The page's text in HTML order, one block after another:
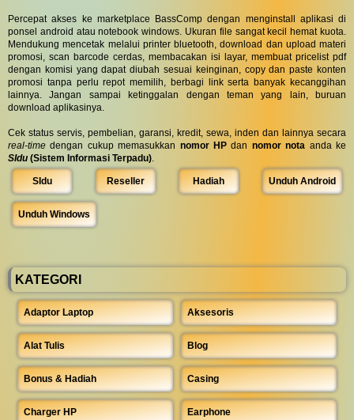
Percepat akses ke marketplace BassComp dengan menginstall aplikasi di
ponsel android atau notebook windows. Ukuran file sangat kecil hemat kuota.
Mendukung mencetak melalui printer bluetooth, download dan upload materi
promosi, scan barcode cerdas, membacakan isi layar, membuat pricelist pdf
dengan komisi yang dapat diubah sesuai keinginan, copy dan paste konten
promosi tanpa perlu repot memilih, berbagi link serta banyak kecanggihan
lainnya. Jangan sampai ketinggalan dengan teman yang lain, buruan
download aplikasinya.
Cek status servis, pembelian, garansi, kredit, sewa, inden dan lainnya secara
real-time dengan cukup memasukkan nomor HP dan nomor nota anda ke
SIdu (Sistem Informasi Terpadu).
SIdu Reseller Hadiah Unduh Android
Unduh Windows
KATEGORI
Adaptor Laptop Aksesoris
Alat Tulis Blog
Bonus & Hadiah Casing
Charger HP Earphone